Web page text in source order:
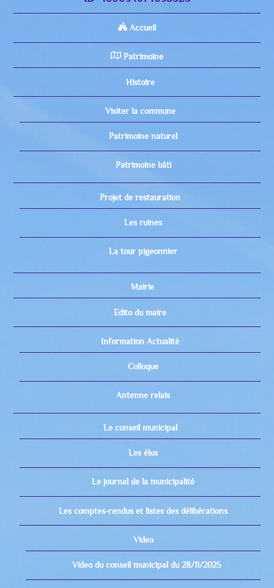
Accueil
Patrimoine
Histoire
Visiter la commune
Patrimoine naturel
Patrimoine bâti
Projet de restauration
Les ruines
La tour pigeonnier
Mairie
Edito du maire
Information Actualité
Colloque
Antenne relais
Le conseil municipal
Les élus
Le journal de la municipalité
Les comptes-rendus et listes des délibérations
Video
Video du conseil municipal du 28/11/2025